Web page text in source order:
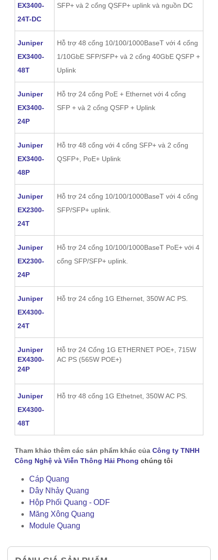
EX3400-
24T-DC
SFP+ và 2 cổng QSFP+ uplink và nguồn DC
Juniper
EX3400-
48T
Hỗ trợ 48 cổng 10/100/1000BaseT với 4 cổng
1/10GbE SFP/SFP+ và 2 cổng 40GbE QSFP +
Uplink
Juniper
EX3400-
24P
Hỗ trợ 24 cổng PoE + Ethernet với 4 cổng
SFP + và 2 cổng QSFP + Uplink
Juniper
EX3400-
48P
Hỗ trợ 48 cổng với 4 cổng SFP+ và 2 cổng
QSFP+, PoE+ Uplink
Juniper
EX2300-
24T
Hỗ trợ 24 cổng 10/100/1000BaseT với 4 cổng
SFP/SFP+ uplink.
Juniper
EX2300-
24P
Hỗ trợ 24 cổng 10/100/1000BaseT PoE+ với 4
cổng SFP/SFP+ uplink.
Juniper
EX4300-
24T
Hỗ trợ 24 cổng 1G Ethernet, 350W AC PS.
Juniper
EX4300-
24P
Hỗ trợ 24 Cổng 1G ETHERNET POE+, 715W
AC PS (565W POE+)
Juniper
EX4300-
48T
Hỗ trợ 48 cổng 1G Ethetnet, 350W AC PS.
Tham khảo thêm các sản phẩm khác của Công ty TNHH
Công Nghệ và Viễn Thông Hải Phong chúng tôi
Cáp Quang
Dây Nhảy Quang
Hộp Phối Quang - ODF
Măng Xông Quang
Module Quang